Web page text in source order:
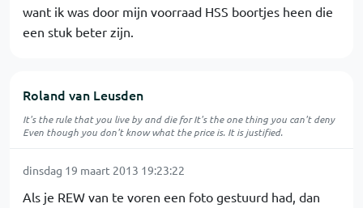
want ik was door mijn voorraad HSS boortjes heen die
een stuk beter zijn.
Roland van Leusden
It's the rule that you live by and die for It's the one thing you can't deny
Even though you don't know what the price is. It is justified.
dinsdag 19 maart 2013 19:23:22
Als je REW van te voren een foto gestuurd had, dan